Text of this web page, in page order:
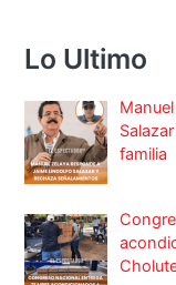
Lo Ultimo
familia